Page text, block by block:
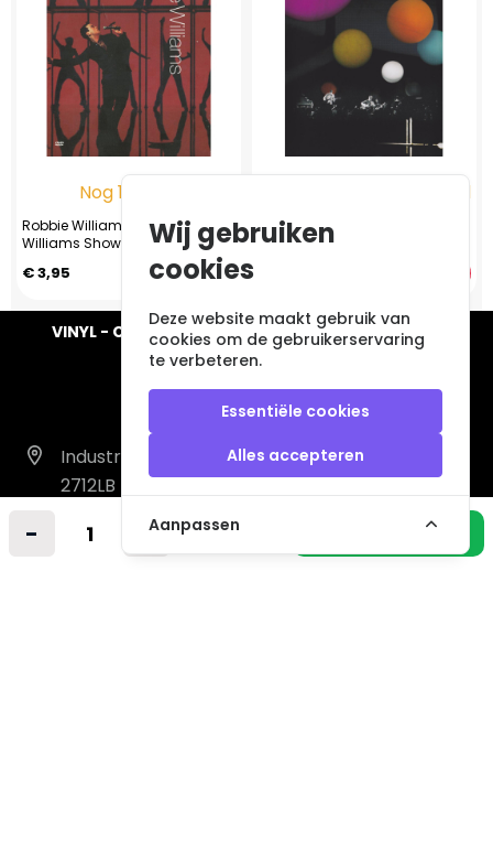
- + In winkelmandje
Nog 1 op voorraad
Robbie Williams - The Robbie
Williams Show
€ 3,95
Nog 1 op voorraad
Lambchop - No Such Silence -
Live At The AB In Brussels
VINYL - CD - AUDIO - FURNITURE - COLLECTABLES
Industrieweg 14 A
2712LB Zoetermeer
info@vintagemusicstore.nl
Wij gebruiken
cookies
Deze website maakt gebruik van
cookies om de gebruikerservaring
te verbeteren.
Essentiële cookies
Alles accepteren
Aanpassen